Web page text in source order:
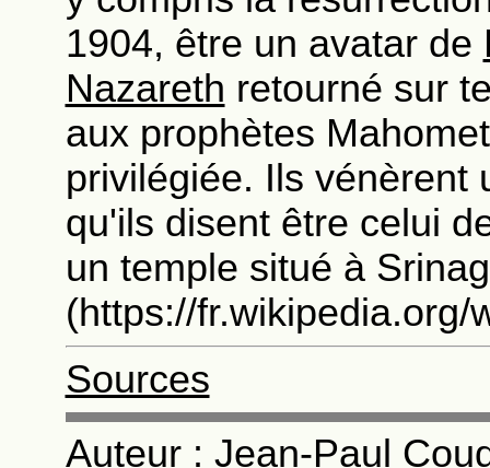
1904, être un avatar de
Nazareth retourné sur
aux prophètes
privilégiée. Ils vénèrent
qu'ils disent être celui
un temple situé à
(https://fr.wikipedia.org/
Sources
Auteur : Jean-Paul